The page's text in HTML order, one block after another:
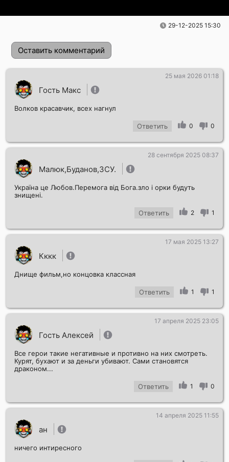
29-12-2025 15:30
Оставить комментарий
Отправить!
Гость Макс
25 мая 2026 01:18
Волков красавчик, всех нагнул
Ответить 0 0
Малюк,Буданов,ЗСУ.
28 сентября 2025 08:37
Україна це Любов.Перемога від Бога.зло і орки будуть
знищені.
Ответить 2 1
Кккк
17 мая 2025 13:27
Днище фильм,но концовка классная
Ответить 1 1
Гость Алексей
17 апреля 2025 23:05
Все герои такие негативные и противно на них смотреть.
Курят, бухают и за деньги убивают. Сами становятся
драконом...
Ответить 1 0
ан
14 апреля 2025 11:55
ничего интиресного